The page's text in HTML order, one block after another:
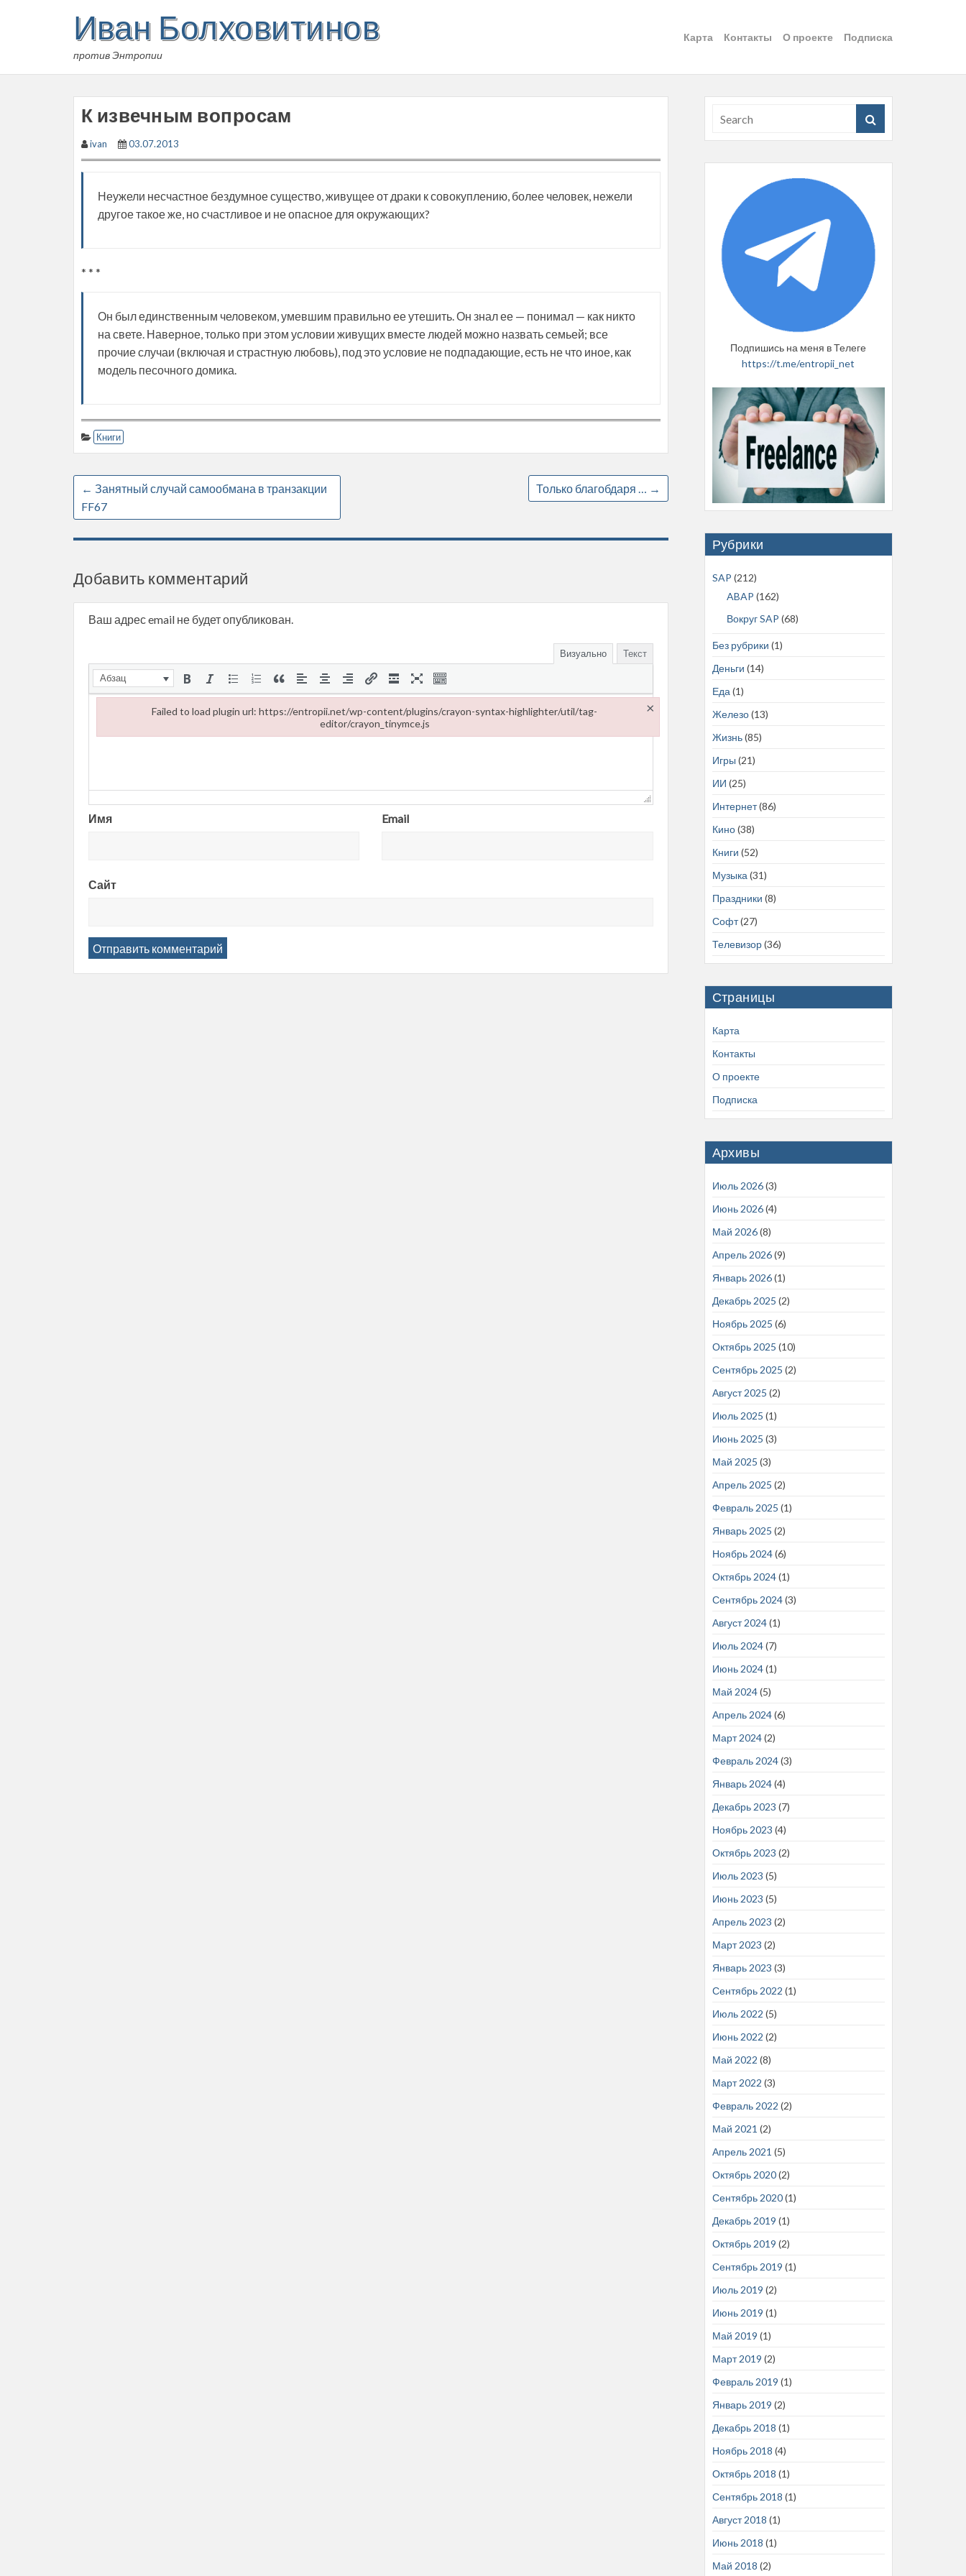
Иван Болховитинов
против Энтропии
Карта Контакты О проекте Подписка
К извечным вопросам
ivan 03.07.2013
Неужели несчастное бездумное существо, живущее от драки к совокуплению, более человек, нежели
другое такое же, но счастливое и не опасное для окружающих?
* * *
Он был единственным человеком, умевшим правильно ее утешить. Он знал ее — понимал — как никто
на свете. Наверное, только при этом условии живущих вместе людей можно назвать семьей; все
прочие случаи (включая и страстную любовь), под это условие не подпадающие, есть не что иное, как
модель песочного домика.
Книги
← Занятный случай самообмана в транзакции
FF67
Только благобдаря … →
Добавить комментарий
Ваш адрес email не будет опубликован.
Визуально Текст
Абзац
Имя Email
Сайт
Подпишись на меня в Телеге
https://t.me/entropii_net
Рубрики
SAP (212)
ABAP (162)
Вокруг SAP (68)
Без рубрики (1)
Деньги (14)
Еда (1)
Железо(13)
Жизнь(85)
Игры (21)
ИИ (25)
Интернет(86)
Кино(38)
Книги (52)
Музыка (31)
Праздники (8)
Софт(27)
Телевизор(36)
Страницы
Карта
Контакты
О проекте
Подписка
Архивы
Июль 2026(3)
Июнь 2026(4)
Май 2026(8)
Апрель 2026(9)
Январь 2026(1)
Декабрь 2025 (2)
Ноябрь 2025 (6)
Октябрь 2025 (10)
Сентябрь 2025 (2)
Август 2025 (2)
Июль 2025 (1)
Июнь 2025 (3)
Май 2025 (3)
Апрель 2025 (2)
Февраль 2025 (1)
Январь 2025 (2)
Ноябрь 2024(6)
Октябрь 2024(1)
Сентябрь 2024(3)
Август 2024(1)
Июль 2024(7)
Июнь 2024(1)
Май 2024(5)
Апрель 2024(6)
Март 2024(2)
Февраль 2024(3)
Январь 2024(4)
Декабрь 2023 (7)
Ноябрь 2023 (4)
Октябрь 2023 (2)
Июль 2023 (5)
Июнь 2023 (5)
Апрель 2023 (2)
Март 2023 (2)
Январь 2023 (3)
Сентябрь 2022 (1)
Июль 2022 (5)
Июнь 2022 (2)
Май 2022 (8)
Март 2022 (3)
Февраль 2022 (2)
Май 2021 (2)
Апрель 2021 (5)
Октябрь 2020(2)
Сентябрь 2020(1)
Декабрь 2019 (1)
Октябрь 2019 (2)
Сентябрь 2019 (1)
Июль 2019 (2)
Июнь 2019 (1)
Май 2019 (1)
Март 2019 (2)
Февраль 2019 (1)
Январь 2019 (2)
Декабрь 2018 (1)
Ноябрь 2018 (4)
Октябрь 2018 (1)
Сентябрь 2018 (1)
Август 2018 (1)
Июнь 2018 (1)
Май 2018 (2)
Failed to load plugin url: https://entropii.net/wp-content/plugins/crayon-syntax-highlighter/util/tag-
editor/crayon_tinymce.js
×
Failed to load plugin url: https://entropii.net/wp-content/plugins/crayon-syntax-highlighter/util/tag-editor/crayon_tinymce.js